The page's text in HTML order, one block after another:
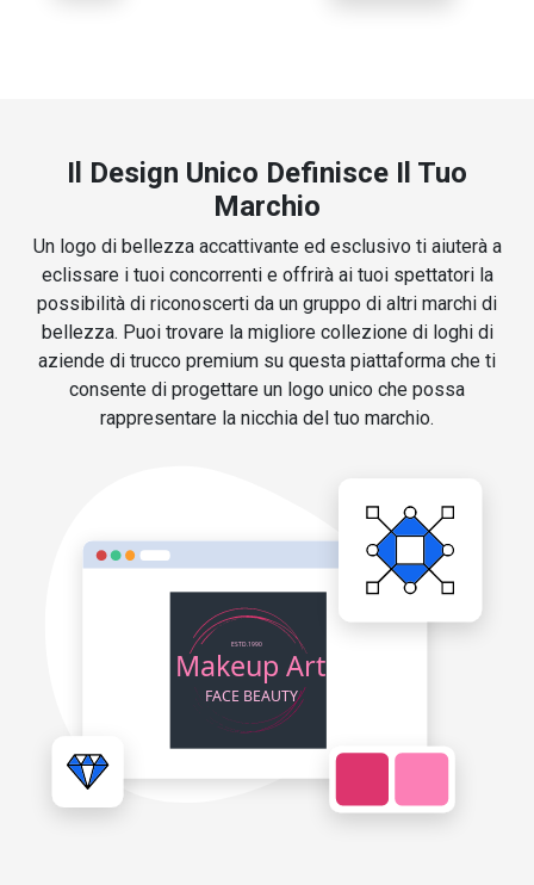
Il Design Unico Definisce Il Tuo
Marchio
Un logo di bellezza accattivante ed esclusivo ti aiuterà a
eclissare i tuoi concorrenti e offrirà ai tuoi spettatori la
possibilità di riconoscerti da un gruppo di altri marchi di
bellezza. Puoi trovare la migliore collezione di loghi di
aziende di trucco premium su questa piattaforma che ti
consente di progettare un logo unico che possa
rappresentare la nicchia del tuo marchio.